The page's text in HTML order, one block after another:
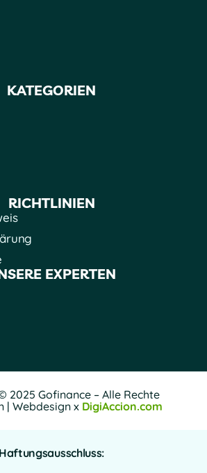
KATEGORIEN
RICHTLINIEN
EXPERTEN
2025 Gofinance – Alle Rechte
| Webdesign x DigiAccion.com
Haftungsausschluss: